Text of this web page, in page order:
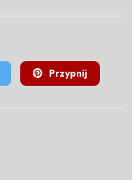
Przypnij